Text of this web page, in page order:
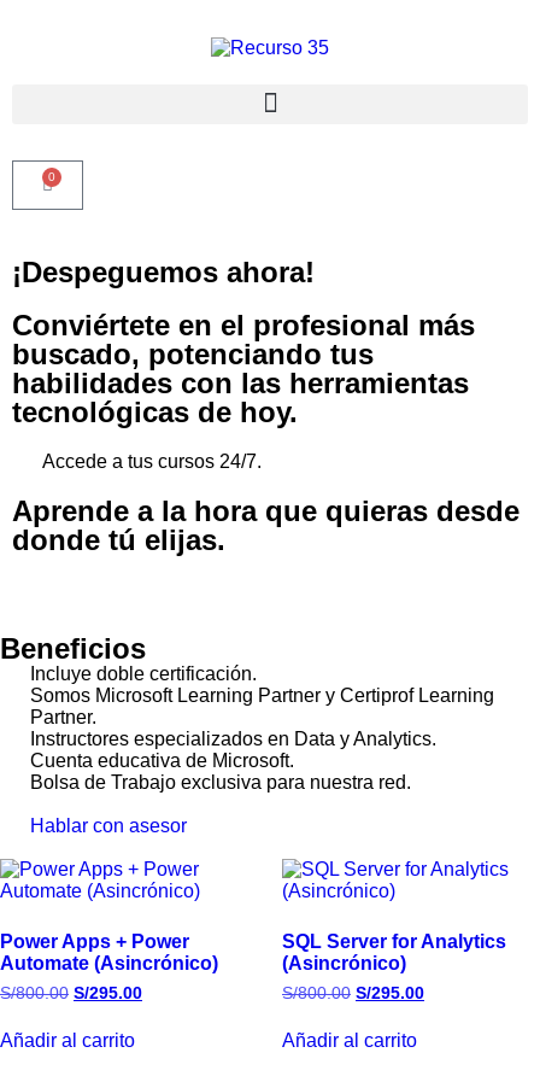
0
¡Despeguemos ahora!
Conviértete en el profesional más
buscado, potenciando tus
habilidades con las herramientas
tecnológicas de hoy.
Accede a tus cursos 24/7.
Aprende a la hora que quieras desde
donde tú elijas.
Beneficios
Incluye doble certificación.
Somos Microsoft Learning Partner y Certiprof Learning
Partner.
Instructores especializados en Data y Analytics.
Cuenta educativa de Microsoft.
Bolsa de Trabajo exclusiva para nuestra red.
Hablar con asesor
Power Apps + Power
Automate (Asincrónico)
S/800.00 S/295.00
Añadir al carrito
SQL Server for Analytics
(Asincrónico)
S/800.00 S/295.00
Añadir al carrito